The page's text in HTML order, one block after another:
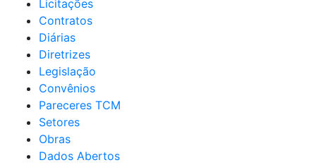
Licitações
Contratos
Diárias
Diretrizes
Legislação
Convênios
Pareceres TCM
Setores
Obras
Dados Abertos